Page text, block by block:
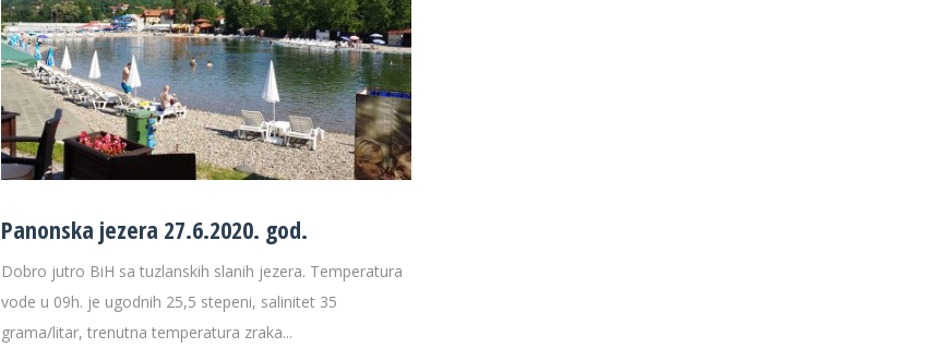
Panonska jezera 27.6.2020. god.
Dobro jutro BiH sa tuzlanskih slanih jezera. Temperatura
vode u 09h. je ugodnih 25,5 stepeni, salinitet 35
grama/litar, trenutna temperatura zraka...